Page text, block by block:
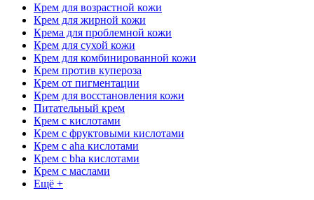
Крем для возрастной кожи
Крем для жирной кожи
Крема для проблемной кожи
Крем для сухой кожи
Крем для комбинированной кожи
Крем против купероза
Крем от пигментации
Крем для восстановления кожи
Питательный крем
Крем с кислотами
Крем с фруктовыми кислотами
Крем с aha кислотами
Крем с bha кислотами
Крем с маслами
Ещё +